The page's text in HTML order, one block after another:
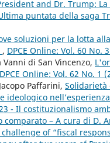
and Dr. Trump:
puntata della saga
soluzioni per la lotta
, DPCE Online: Vol. 60 No.
di San Vincenzo,
DPCE Online: Vol. 62 No. 1
Paffarini, Solidarietà
ideologico
- Il costituzionalismo
– A cura di D.
challenge of “fiscal